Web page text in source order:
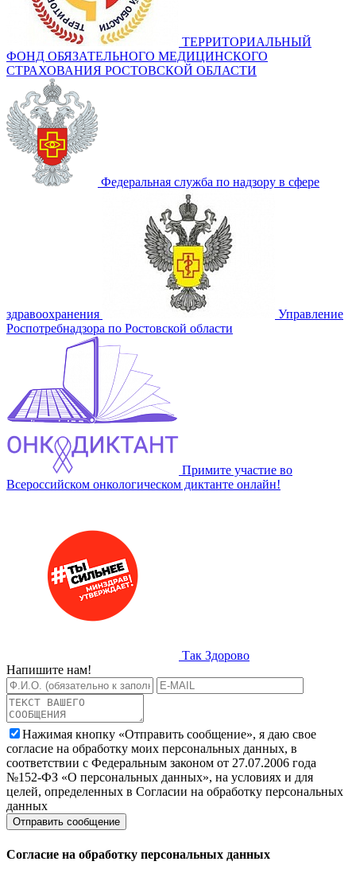
ТЕРРИТОРИАЛЬНЫЙ
ФОНД ОБЯЗАТЕЛЬНОГО МЕДИЦИНСКОГО
СТРАХОВАНИЯ РОСТОВСКОЙ ОБЛАСТИ
Федеральная служба по надзору в сфере
здравоохранения
Управление
Роспотребнадзора по Ростовской области
Примите участие во
Всероссийском онкологическом диктанте онлайн!
Так Здорово
Напишите нам!
Нажимая кнопку «Отправить сообщение», я даю свое
согласие на обработку моих персональных данных, в
соответствии с Федеральным законом от 27.07.2006 года
№152-ФЗ «О персональных данных», на условиях и для
целей, определенных в Согласии на обработку персональных
данных
Согласие на обработку персональных данных